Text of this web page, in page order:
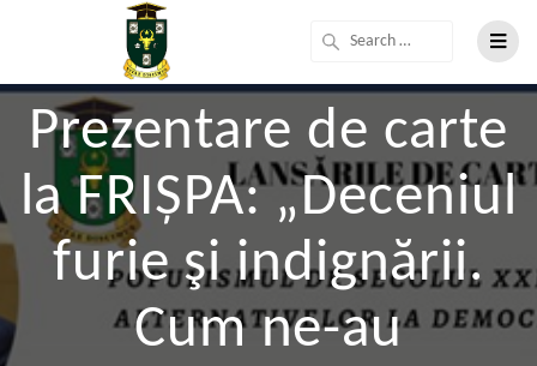
Prezentare de carte
la FRIȘPA: „Deceniul
furie şi indignării.
Cum ne-au